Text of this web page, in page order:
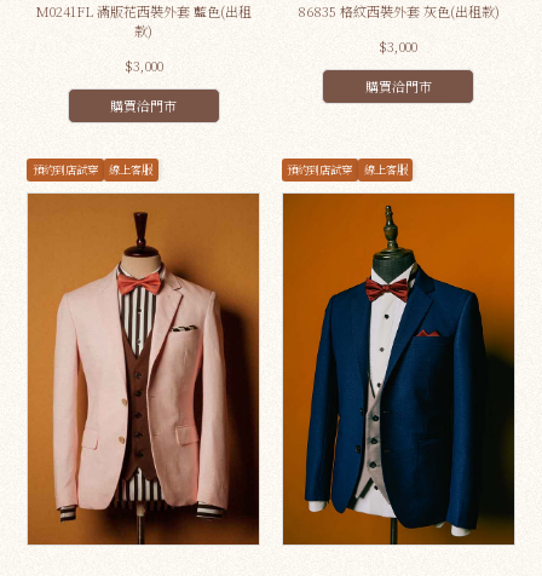
M0241FL 滿版花西裝外套 藍色(出租
款)
$3,000
購買洽門市
86835 格紋西裝外套 灰色(出租款)
$3,000
購買洽門市
預約到店試穿 線上客服 預約到店試穿 線上客服